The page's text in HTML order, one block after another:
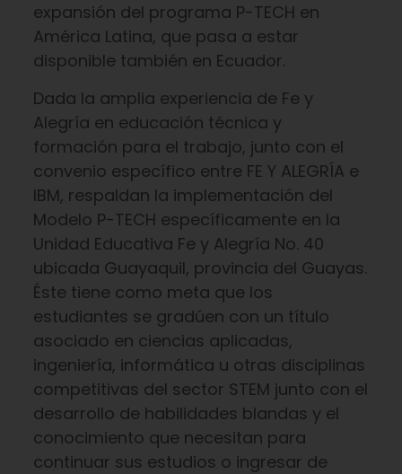
expansión del programa P-TECH en
América Latina, que pasa a estar
disponible también en Ecuador.
Dada la amplia experiencia de Fe y
Alegría en educación técnica y
formación para el trabajo, junto con el
convenio específico entre FE Y ALEGRÍA e
IBM, respaldan la implementación del
Modelo P-TECH específicamente en la
Unidad Educativa Fe y Alegría No. 40
ubicada Guayaquil, provincia del Guayas.
Éste tiene como meta que los
estudiantes se gradúen con un título
asociado en ciencias aplicadas,
ingeniería, informática u otras disciplinas
competitivas del sector STEM junto con el
desarrollo de habilidades blandas y el
conocimiento que necesitan para
continuar sus estudios o ingresar de